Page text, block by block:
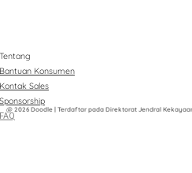
Tentang
Bantuan Konsumen
Kontak Sales
Sponsorship
FAQ
@ 2026 Doodle | Terdaftar pada Direktorat Jendral